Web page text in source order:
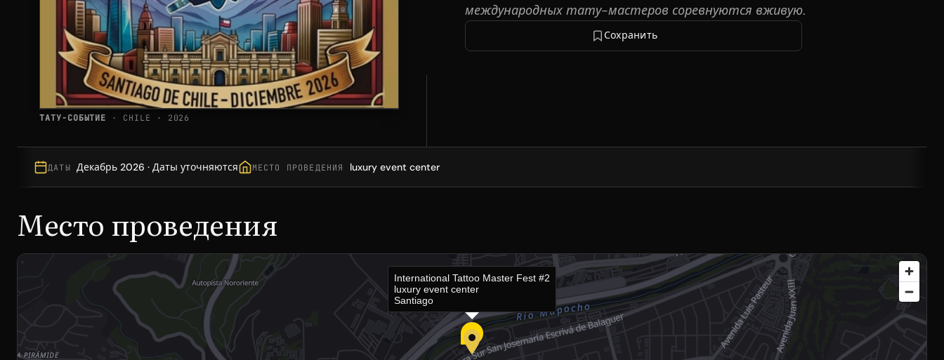
ТАТУ-СОБЫТИЕ · CHILE · 2026
международных тату-мастеров соревнуются вживую.
Сохранить
ДАТЫ Декабрь 2026 · Даты уточняются МЕСТО ПРОВЕДЕНИЯ luxury event center
Место проведения
International Tattoo Master Fest #2
luxury event center
Santiago